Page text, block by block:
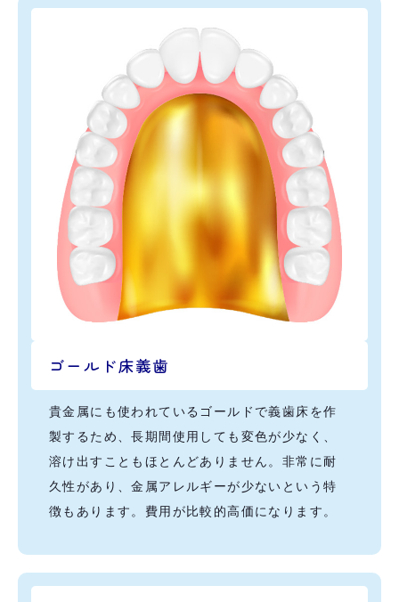
ゴールド床義歯
貴金属にも使われているゴールドで義歯床を作
製するため、長期間使用しても変色が少なく、
溶け出すこともほとんどありません。非常に耐
久性があり、金属アレルギーが少ないという特
徴もあります。費用が比較的高価になります。